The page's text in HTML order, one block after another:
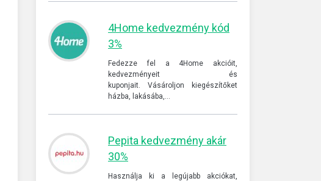
4Home kedvezmény kód
3%
Fedezze fel a 4Home akcióit,
kedvezményeit és
kuponjait. Vásároljon kiegészítőket
házba, lakásába,…
Pepita kedvezmény akár
30%
Használja ki a legújabb akciókat,